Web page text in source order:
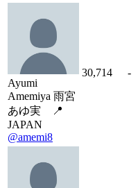
Ayumi
Amemiya 雨宮
あゆ実 📍
JAPAN
@amemi8
30,714 -